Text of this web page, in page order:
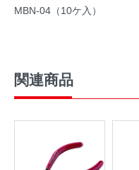
MBN-04（10ケ入）
関連商品